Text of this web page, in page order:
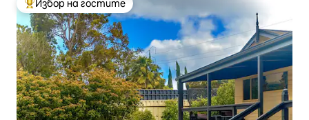
Най-популярен избор на гостите
Избор на гостите